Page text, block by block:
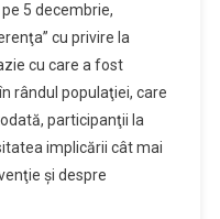
Necesitatea
Acţiunilor
De
5 decembrie,
cu privire la
cu care a fost
rândul populaţiei, care
participanţii la
implicării cât mai
şi despre